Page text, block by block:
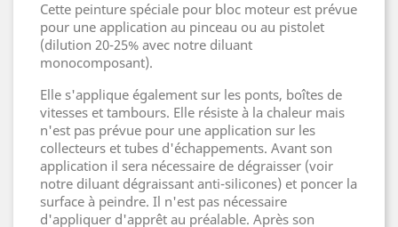
Cette peinture spéciale pour bloc moteur est prévue
pour une application au pinceau ou au pistolet
(dilution 20-25% avec notre diluant
monocomposant).
Elle s'applique également sur les ponts, boîtes de
vitesses et tambours. Elle résiste à la chaleur mais
n'est pas prévue pour une application sur les
collecteurs et tubes d'échappements. Avant son
application il sera nécessaire de dégraisser (voir
notre diluant dégraissant anti-silicones) et poncer la
surface à peindre. Il n'est pas nécessaire
d'appliquer d'apprêt au préalable. Après son